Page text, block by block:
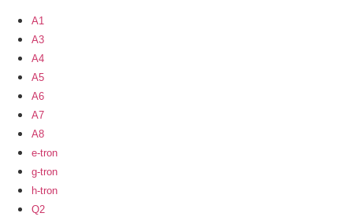
A1
A3
A4
A5
A6
A7
A8
e-tron
g-tron
h-tron
Q2